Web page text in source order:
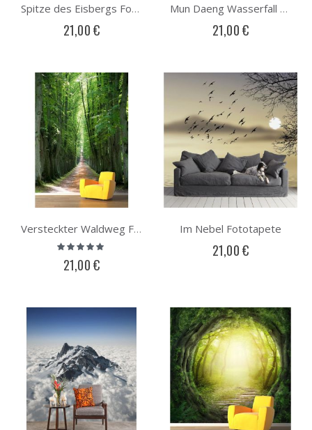
Spitze des Eisbergs Fototapete
21,00 €
Mun Daeng Wasserfall Fototapete
21,00 €
Versteckter Waldweg Fototapete
Bewertung:
100%
21,00 €
Im Nebel Fototapete
21,00 €